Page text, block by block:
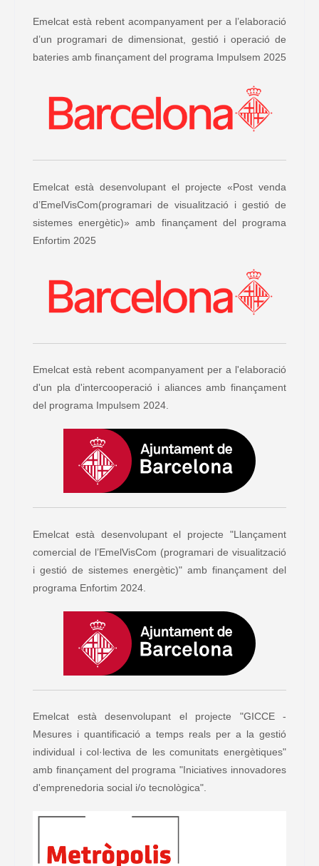
Emelcat està rebent acompanyament per a l’elaboració
d’un programari de dimensionat, gestió i operació de
bateries amb finançament del programa Impulsem 2025
Emelcat està desenvolupant el projecte «Post venda
d’EmelVisCom(programari de visualització i gestió de
sistemes energètic)» amb finançament del programa
Enfortim 2025
Emelcat està rebent acompanyament per a l'elaboració
d'un pla d'intercooperació i aliances amb finançament
del programa Impulsem 2024.
Emelcat està desenvolupant el projecte "Llançament
comercial de l’EmelVisCom (programari de visualització
i gestió de sistemes energètic)" amb finançament del
programa Enfortim 2024.
Emelcat està desenvolupant el projecte "GICCE -
Mesures i quantificació a temps reals per a la gestió
individual i col·lectiva de les comunitats energètiques"
amb finançament del programa "Iniciatives innovadores
d'emprenedoria social i/o tecnològica".